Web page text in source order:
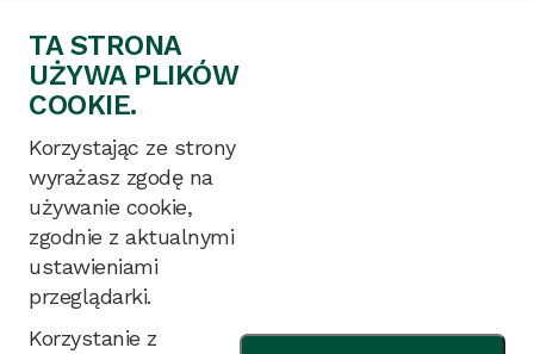
Koordynatorzy dostępności w
COBORU
Logotypy do pobrania
Ochrona danych osobowych
Zgłoszenia naruszenia prawa
Plan równości płci
TA STRONA
UŻYWA PLIKÓW
COOKIE.
Korzystając ze strony
wyrażasz zgodę na
używanie cookie,
zgodnie z aktualnymi
ustawieniami
przeglądarki.
Korzystanie z